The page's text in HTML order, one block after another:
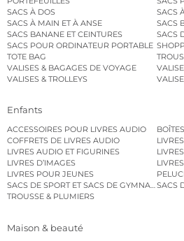
SACS À DOS
SACS
SACS À MAIN ET À ANSE
SACS
SACS BANANE ET CEINTURES
SACS
SACS POUR ORDINATEUR PORTABLE
TOTE BAG
VALISES & BAGAGES DE VOYAGE
VALISES & TROLLEYS
Enfants
ACCESSOIRES POUR LIVRES AUDIO
COFFRETS DE LIVRES AUDIO
LIVRES AUDIO ET FIGURINES
LIVRES D’IMAGES
LIVRES POUR JEUNES
SACS DE SPORT ET SACS DE GYMNASTIQUE
SACS
TROUSSE & PLUMIERS
Maison & beauté